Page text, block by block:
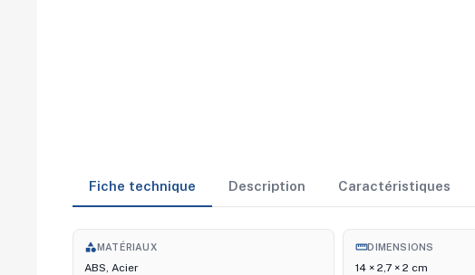
Fiche technique Description Caractéristiques
categoryMATÉRIAUX
ABS, Acier
straightenDIMENSIONS
14 × 2,7 × 2 cm